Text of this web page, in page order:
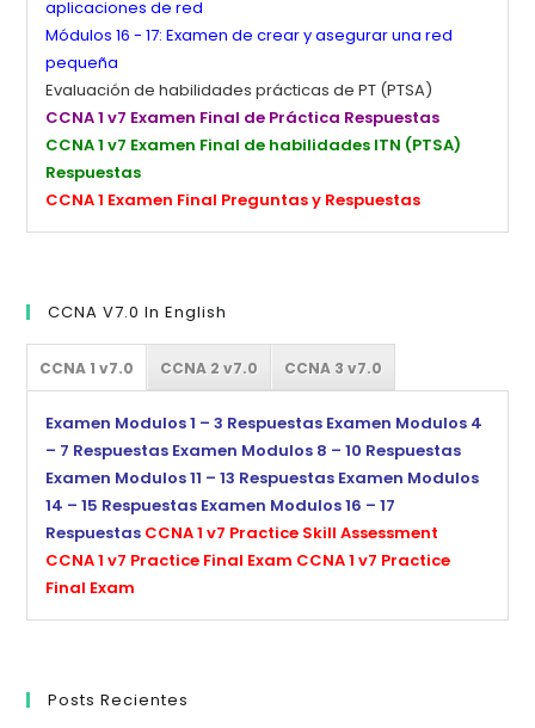
aplicaciones de red
Módulos 16 - 17: Examen de crear y asegurar una red
pequeña
Evaluación de habilidades prácticas de PT (PTSA)
CCNA 1 v7 Examen Final de Práctica Respuestas
CCNA 1 v7 Examen Final de habilidades ITN (PTSA)
Respuestas
CCNA 1 Examen Final Preguntas y Respuestas
CCNA V7.0 In English
CCNA 1 v7.0 CCNA 2 v7.0 CCNA 3 v7.0
Examen Modulos 1 – 3 Respuestas Examen Modulos 4
– 7 Respuestas Examen Modulos 8 – 10 Respuestas
Examen Modulos 11 – 13 Respuestas Examen Modulos
14 – 15 Respuestas Examen Modulos 16 – 17
Respuestas CCNA 1 v7 Practice Skill Assessment
CCNA 1 v7 Practice Final Exam CCNA 1 v7 Practice
Final Exam
Posts Recientes